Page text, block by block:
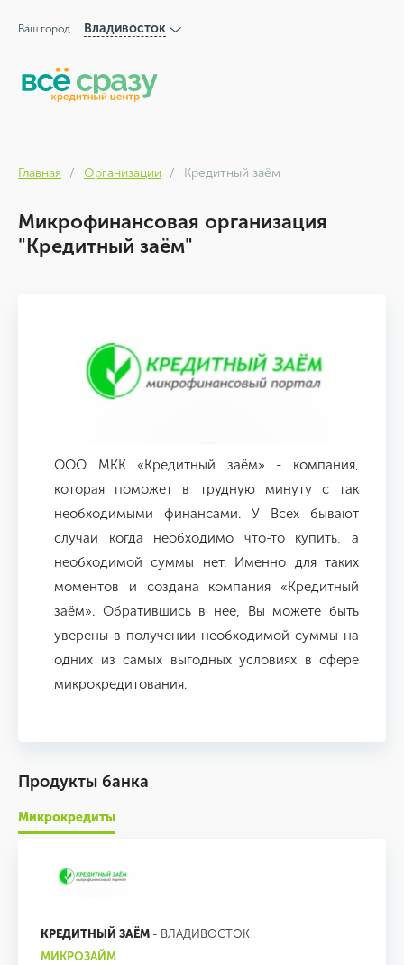
Ваш город Владивосток
Главная Организации Кредитный заём
Микрофинансовая организация
"Кредитный заём"
ООО МКК «Кредитный заём» - компания,
которая поможет в трудную минуту с так
необходимыми финансами. У Всех бывают
случаи когда необходимо что-то купить, а
необходимой суммы нет. Именно для таких
моментов и создана компания «Кредитный
заём». Обратившись в нее, Вы можете быть
уверены в получении необходимой суммы на
одних из самых выгодных условиях в сфере
микрокредитования.
Продукты банка
Микрокредиты
КРЕДИТНЫЙ ЗАЁМ - ВЛАДИВОСТОК
МИКРОЗАЙМ